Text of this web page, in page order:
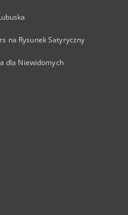
na Rysunek Satyryczny
dla Niewidomych